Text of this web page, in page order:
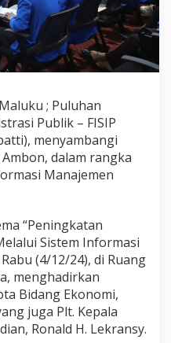
; Puluhan
Publik – FISIP
menyambangi
dalam rangka
Manajemen
“Peningkatan
Sistem Informasi
(4/12/24), di Ruang
menghadirkan
Bidang Ekonomi,
juga Plt. Kepala
Ronald H. Lekransy.